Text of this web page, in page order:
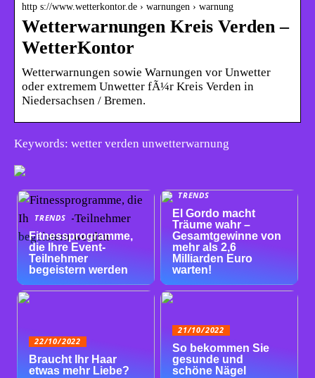
http s://www.wetterkontor.de › warnungen › warnung
Wetterwarnungen Kreis Verden –
WetterKontor
Wetterwarnungen sowie Warnungen vor Unwetter
oder extremem Unwetter fÃ¼r Kreis Verden in
Niedersachsen / Bremen.
Keywords: wetter verden unwetterwarnung
TRENDS
Fitnessprogramme,
die Ihre Event-
Teilnehmer
begeistern werden
TRENDS
El Gordo macht
Träume wahr –
Gesamtgewinne von
mehr als 2,6
Milliarden Euro
warten!
22/10/2022
Braucht Ihr Haar
etwas mehr Liebe?
21/10/2022
So bekommen Sie
gesunde und
schöne Nägel